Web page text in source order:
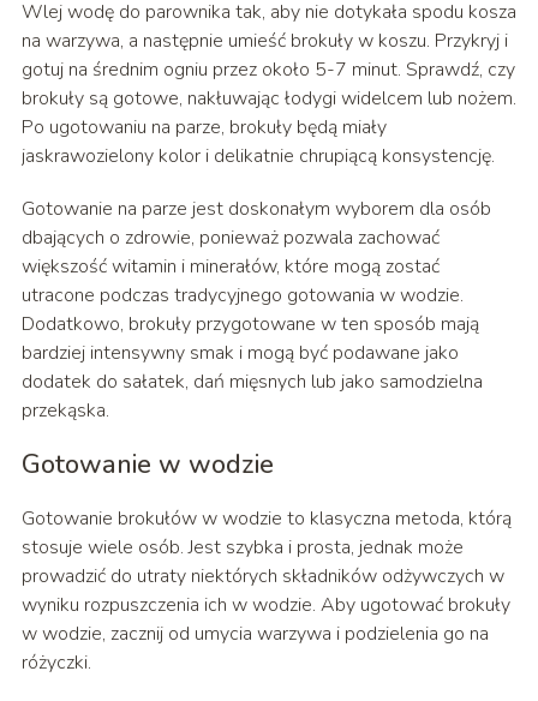
Wlej wodę do parownika tak, aby nie dotykała spodu kosza
na warzywa, a następnie umieść brokuły w koszu. Przykryj i
gotuj na średnim ogniu przez około 5-7 minut. Sprawdź, czy
brokuły są gotowe, nakłuwając łodygi widelcem lub nożem.
Po ugotowaniu na parze, brokuły będą miały
jaskrawozielony kolor i delikatnie chrupiącą konsystencję.
Gotowanie na parze jest doskonałym wyborem dla osób
dbających o zdrowie, ponieważ pozwala zachować
większość witamin i minerałów, które mogą zostać
utracone podczas tradycyjnego gotowania w wodzie.
Dodatkowo, brokuły przygotowane w ten sposób mają
bardziej intensywny smak i mogą być podawane jako
dodatek do sałatek, dań mięsnych lub jako samodzielna
przekąska.
Gotowanie w wodzie
Gotowanie brokułów w wodzie to klasyczna metoda, którą
stosuje wiele osób. Jest szybka i prosta, jednak może
prowadzić do utraty niektórych składników odżywczych w
wyniku rozpuszczenia ich w wodzie. Aby ugotować brokuły
w wodzie, zacznij od umycia warzywa i podzielenia go na
różyczki.